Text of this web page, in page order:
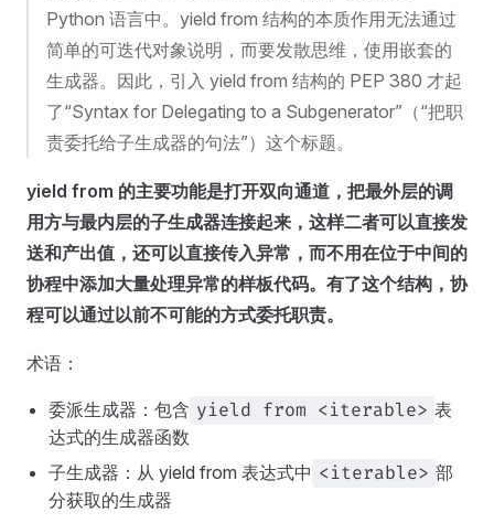
Python 语言中。yield from 结构的本质作用无法通过
简单的可迭代对象说明，而要发散思维，使用嵌套的
生成器。因此，引入 yield from 结构的 PEP 380 才起
了“Syntax for Delegating to a Subgenerator”（“把职
责委托给子生成器的句法”）这个标题。
yield from 的主要功能是打开双向通道，把最外层的调
用方与最内层的子生成器连接起来，这样二者可以直接发
送和产出值，还可以直接传入异常，而不用在位于中间的
协程中添加大量处理异常的样板代码。有了这个结构，协
程可以通过以前不可能的方式委托职责。
术语：
委派生成器：包含 yield from <iterable> 表
达式的生成器函数
子生成器：从 yield from 表达式中 <iterable> 部
分获取的生成器